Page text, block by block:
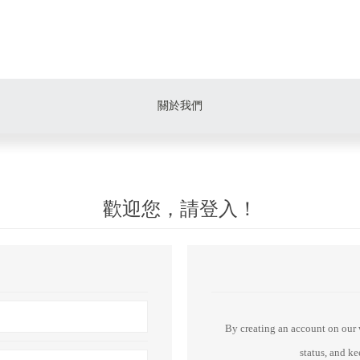
關於我們
歡迎您，請登入！
By creating an account on our
status, and